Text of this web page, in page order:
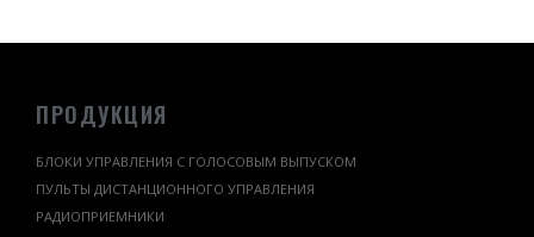
ПРОДУКЦИЯ
БЛОКИ УПРАВЛЕНИЯ С ГОЛОСОВЫМ ВЫПУСКОМ
ПУЛЬТЫ ДИСТАНЦИОННОГО УПРАВЛЕНИЯ
РАДИОПРИЕМНИКИ